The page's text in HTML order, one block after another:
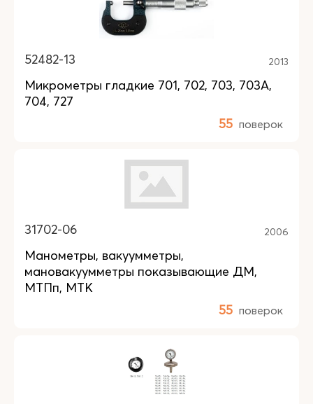
52482-13 2013
Микрометры гладкие 701, 702, 703, 703А,
704, 727
55 поверок
31702-06 2006
Манометры, вакуумметры,
мановакуумметры показывающие ДМ,
МТПп, МТК
55 поверок